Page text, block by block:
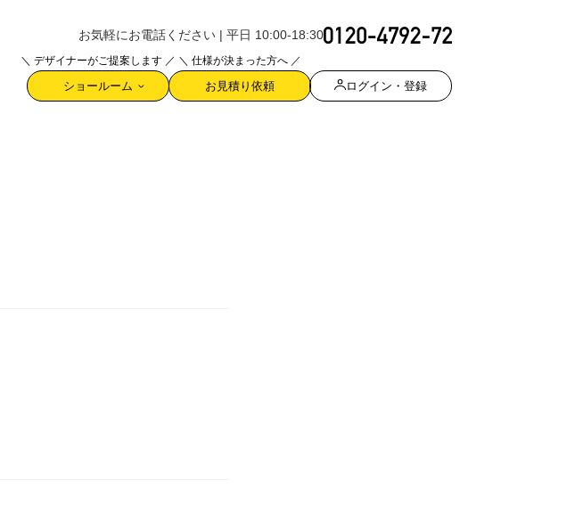
お気軽にお電話ください | 平日 10:00-18:30
＼ デザイナーがご提案します ／
ショールーム
＼ 仕様が決まった方へ ／
お見積り依頼 ログイン・登録